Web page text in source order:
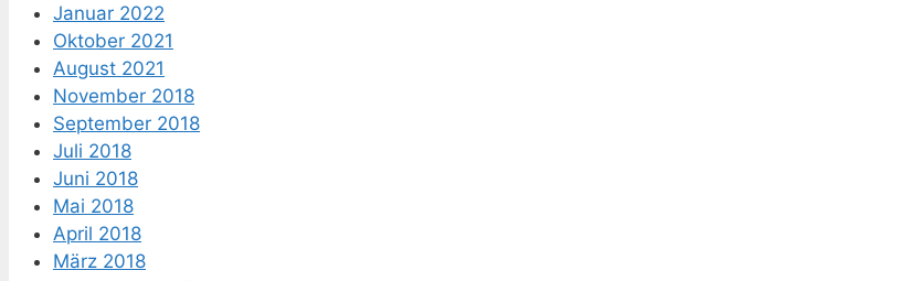
Januar 2022
Oktober 2021
August 2021
November 2018
September 2018
Juli 2018
Juni 2018
Mai 2018
April 2018
März 2018